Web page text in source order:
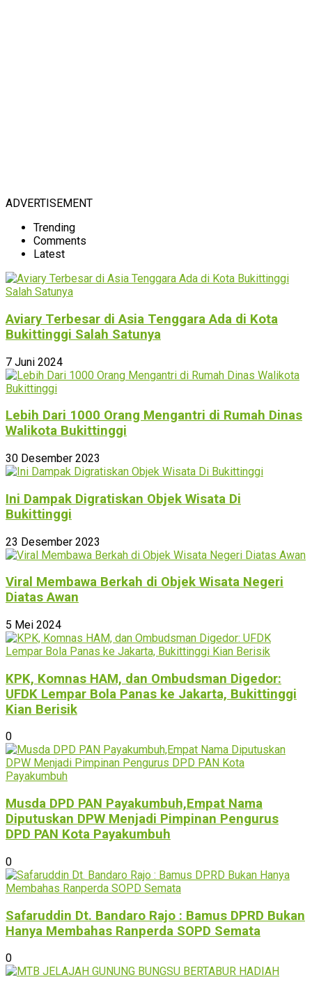
ADVERTISEMENT
Trending
Comments
Latest
Aviary Terbesar di Asia Tenggara Ada di Kota
Bukittinggi Salah Satunya
7 Juni 2024
Lebih Dari 1000 Orang Mengantri di Rumah Dinas
Walikota Bukittinggi
30 Desember 2023
Ini Dampak Digratiskan Objek Wisata Di
Bukittinggi
23 Desember 2023
Viral Membawa Berkah di Objek Wisata Negeri
Diatas Awan
5 Mei 2024
KPK, Komnas HAM, dan Ombudsman Digedor:
UFDK Lempar Bola Panas ke Jakarta, Bukittinggi
Kian Berisik
0
Musda DPD PAN Payakumbuh,Empat Nama
Diputuskan DPW Menjadi Pimpinan Pengurus
DPD PAN Kota Payakumbuh
0
Safaruddin Dt. Bandaro Rajo : Bamus DPRD Bukan
Hanya Membahas Ranperda SOPD Semata
0